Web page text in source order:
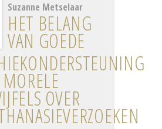
Suzanne Metselaar
HET BELANG
VAN GOEDE
OVER